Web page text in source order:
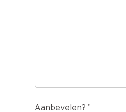
Aanbevelen?